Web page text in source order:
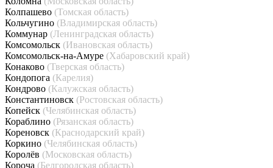
Колпашево (Томская область)
Кольчугино (Владимирская область)
Коммунар (Ленинградская область)
Комсомольск (Ивановская область)
Комсомольск-на-Амуре (Хабаровский край)
Конаково (Тверская область)
Кондопога (Карелия)
Кондрово (Калужская область)
Константиновск (Ростовская область)
Копейск (Челябинская область)
Кораблино (Рязанская область)
Кореновск (Краснодарский край)
Коркино (Челябинская область)
Королёв (Московская область)
Короча (Белгородская область)